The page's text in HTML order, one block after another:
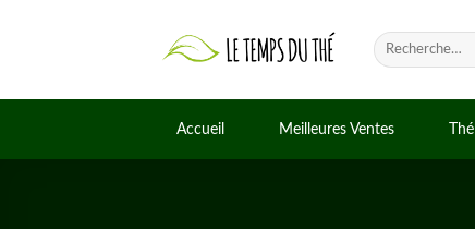
Recherche
pour :
Accueil Meilleures Ventes Thé